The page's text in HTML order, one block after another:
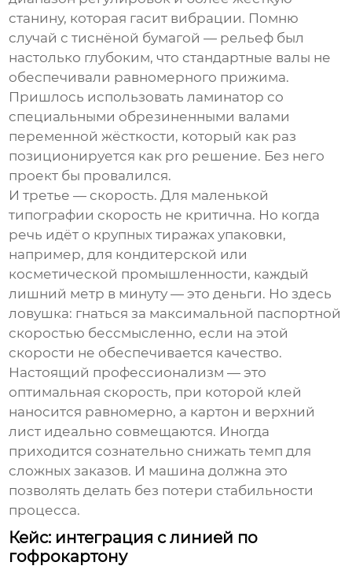
станину, которая гасит вибрации. Помню
случай с тиснёной бумагой — рельеф был
настолько глубоким, что стандартные валы не
обеспечивали равномерного прижима.
Пришлось использовать ламинатор со
специальными обрезиненными валами
переменной жёсткости, который как раз
позиционируется как pro решение. Без него
проект бы провалился.
И третье — скорость. Для маленькой
типографии скорость не критична. Но когда
речь идёт о крупных тиражах упаковки,
например, для кондитерской или
косметической промышленности, каждый
лишний метр в минуту — это деньги. Но здесь
ловушка: гнаться за максимальной паспортной
скоростью бессмысленно, если на этой
скорости не обеспечивается качество.
Настоящий профессионализм — это
оптимальная скорость, при которой клей
наносится равномерно, а картон и верхний
лист идеально совмещаются. Иногда
приходится сознательно снижать темп для
сложных заказов. И машина должна это
позволять делать без потери стабильности
процесса.
Кейс: интеграция с линией по
гофрокартону